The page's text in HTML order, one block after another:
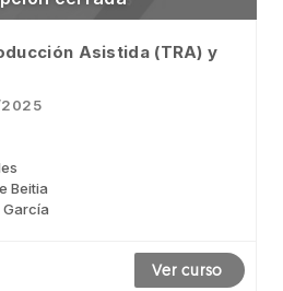
Asistida (TRA) y
Beitia
García
Ver curso